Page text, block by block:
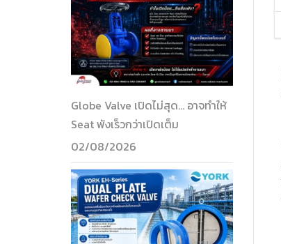
Globe Valve เปิดไม่สุด… อาจทำให้
Seat พังเร็วกว่าเปิดเต็ม
02/08/2026